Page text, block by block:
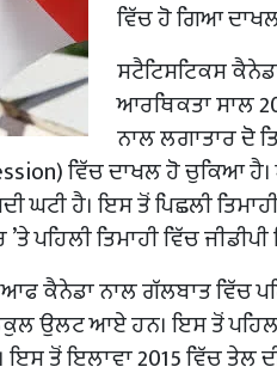
ਵਿੱਚ ਹੋ ਗਿਆ
ਸਟੈਟਿਸਟਿਕਸ
ਆਰਥਿਕਤਾ ਸਾਲ
ਨਾਲ ਲਗਾਤਾਰ ਦੋ
ਵਿੱਚ ਦਾਖਲ ਹੋ ਚੁਕਿਆ
ਘਟੀ ਹੈ। ਇਸ ਤੋਂ ਪਿਛਲੀ
’ਤੇ ਪਹਿਲੀ ਤਿਮਾਹੀ ਵਿੱਚ
ਨਾਲ ਗੱਲਬਾਤ ਵਿੱਚ
ਉਲਟ ਆਏ ਹਨ। ਇਸ ਤੋਂ
ਤੋਂ ਇਲਾਵਾ 2015 ਵਿੱਚ ਤੇਲ